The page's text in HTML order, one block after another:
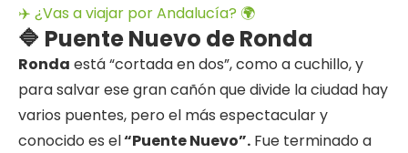
✈️ ¿Vas a viajar por Andalucía? 🌍
🔷 Puente Nuevo de Ronda
Ronda está “cortada en dos”, como a cuchillo, y
para salvar ese gran cañón que divide la ciudad hay
varios puentes, pero el más espectacular y
conocido es el“Puente Nuevo”. Fue terminado a